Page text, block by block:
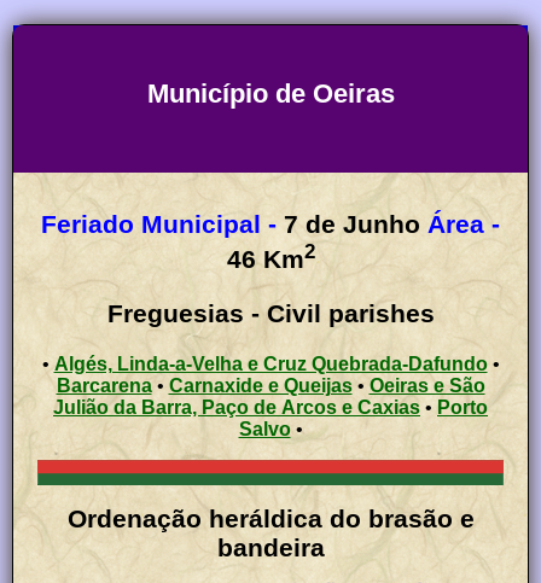
Município de Oeiras
Feriado Municipal - 7 de Junho Área -
46 Km2
Freguesias - Civil parishes
•Algés, Linda-a-Velha e Cruz Quebrada-Dafundo•
Barcarena• Carnaxide e Queijas•Oeiras e São
Julião da Barra, Paço de Arcos e Caxias • Porto
Salvo•
Ordenação heráldica do brasão e
bandeira